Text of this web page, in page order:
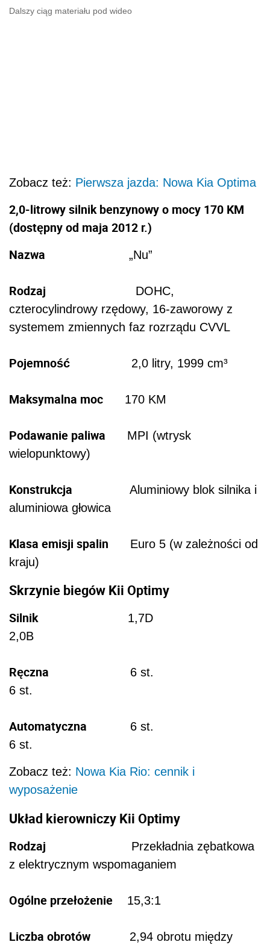
Dalszy ciąg materiału pod wideo
Zobacz też: Pierwsza jazda: Nowa Kia Optima
2,0-litrowy silnik benzynowy o mocy 170 KM
(dostępny od maja 2012 r.)
Nazwa
„Nu”
Rodzaj
DOHC,
czterocylindrowy rzędowy, 16-zaworowy z
systemem zmiennych faz rozrządu CVVL
Pojemność 2,0 litry, 1999 cm³
Maksymalna moc 170 KM
Podawanie paliwa MPI (wtrysk
wielopunktowy)
Konstrukcja Aluminiowy blok silnika i
aluminiowa głowica
Klasa emisji spalin Euro 5 (w zależności od
kraju)
Skrzynie biegów Kii Optimy
Silnik
1,7D
2,0B
Ręczna
6 st.
6 st.
Automatyczna 6 st.
6 st.
Zobacz też: Nowa Kia Rio: cennik i
wyposażenie
Układ kierowniczy Kii Optimy
Rodzaj
Przekładnia zębatkowa
z elektrycznym wspomaganiem
Ogólne przełożenie 15,3:1
Liczba obrotów
2,94 obrotu między